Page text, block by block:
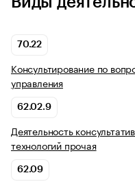
70.22
Консультирование по
управления
62.02.9
Деятельность
технологий прочая
62.09